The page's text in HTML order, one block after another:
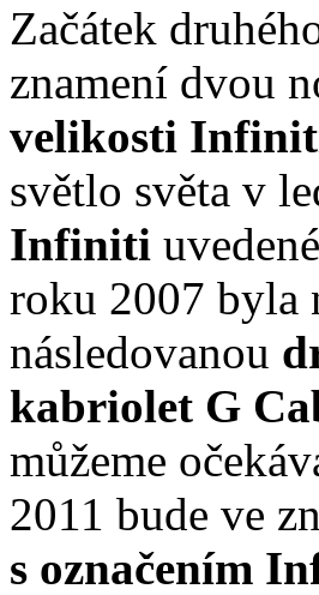
Začátek
znamení dvou
velikosti
světlo světa v
Infiniti
roku 2007 byla
následovanou
kabriolet G
můžeme
2011 bude ve
s označením